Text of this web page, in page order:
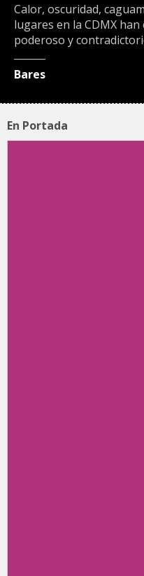
Calor, oscuridad,
lugares en la CDMX
poderoso y
Bares
En Portada